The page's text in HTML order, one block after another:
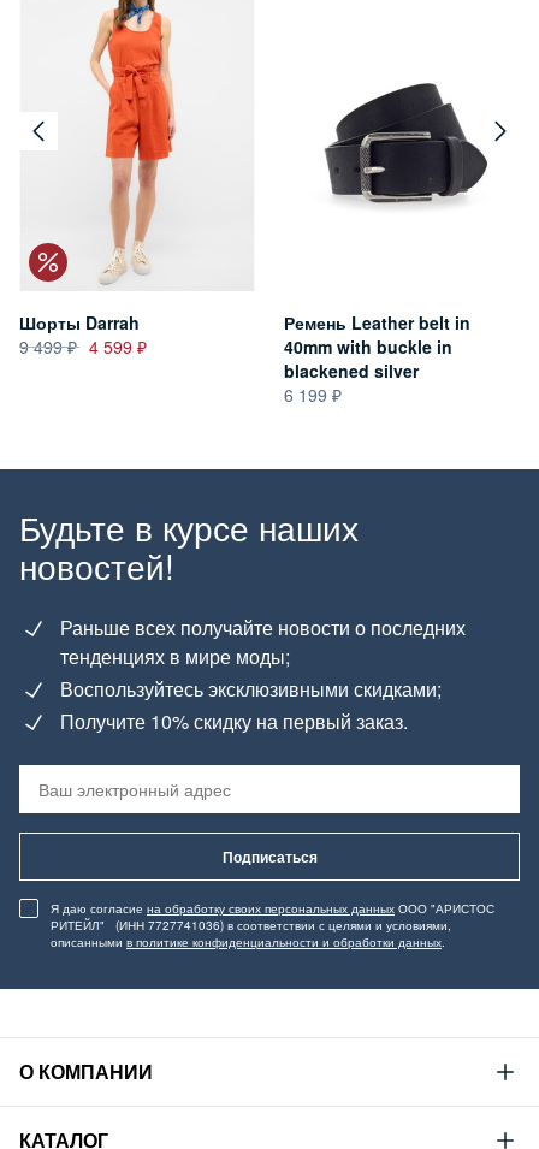
Шорты Darrah
9 499
4 599
Ремень Leather belt in
40mm with buckle in
blackened silver
6 199
Будьте в курсе наших
новостей!
Раньше всех получайте новости о последних
тенденциях в мире моды;
Воспользуйтесь эксклюзивными скидками;
Получите 10% скидку на первый заказ.
Подписаться
Я даю согласие на обработку своих персональных данных ООО "АРИСТОС
РИТЕЙЛ" (ИНН 7727741036) в соответствии с целями и условиями,
описанными в политике конфиденциальности и обработки данных
О КОМПАНИИ
Mustang
КАТАЛОГ